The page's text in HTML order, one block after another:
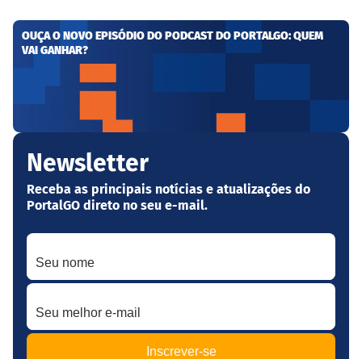
OUÇA O NOVO EPISÓDIO DO PODCAST DO PORTALGO: QUEM
VAI GANHAR?
Newsletter
Receba as principais notícias e atualizações do
PortalGO direto no seu e-mail.
Seu nome
Seu melhor e-mail